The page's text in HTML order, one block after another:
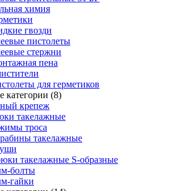
химия
гвозди
пистолеты
стержни
пена
для герметиков
категории (8)
крепеж
такелажные
троса
такелажные
такелажные S-образные
болты
гайки